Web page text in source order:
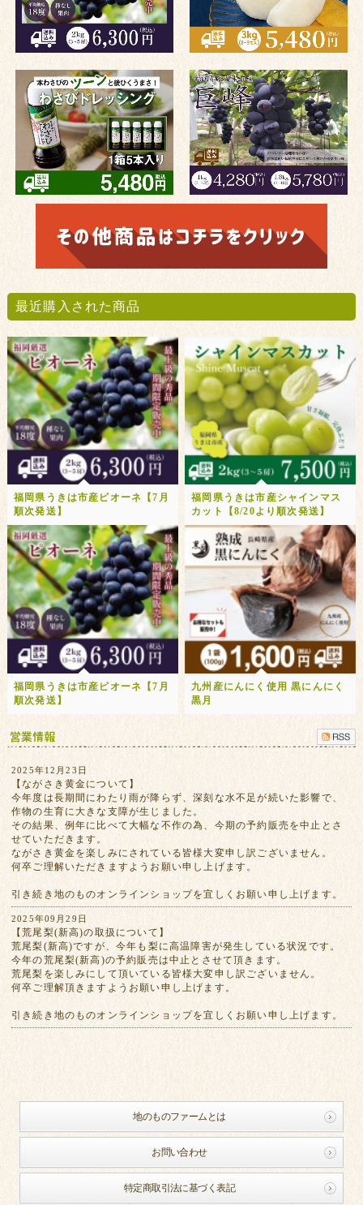
最近購入された商品
福岡県うきは市産ピオーネ【7月
順次発送】
福岡県うきは市産シャインマス
カット【8/20より順次発送】
福岡県うきは市産ピオーネ【7月
順次発送】
九州産にんにく使用 黒にんにく
黒月
2025年12月23日
【ながさき黄金について】
今年度は長期間にわたり雨が降らず、深刻な水不足が続いた影響で、
作物の生育に大きな支障が生じました。
その結果、例年に比べて大幅な不作の為、今期の予約販売を中止とさ
せていただきます。
ながさき黄金を楽しみにされている皆様大変申し訳ございません。
何卒ご理解いただきますようお願い申し上げます。
引き続き地のものオンラインショップを宜しくお願い申し上げます。
2025年09月29日
【荒尾梨(新高)の取扱について】
荒尾梨(新高)ですが、今年も梨に高温障害が発生している状況です。
今年の荒尾梨(新高)の予約販売は中止とさせて頂きます。
荒尾梨を楽しみにして頂いている皆様大変申し訳ございません。
何卒ご理解頂きますようお願い申し上げます。
引き続き地のものオンラインショップを宜しくお願い申し上げます。
地のものファームとは
お問い合わせ
特定商取引法に基づく表記